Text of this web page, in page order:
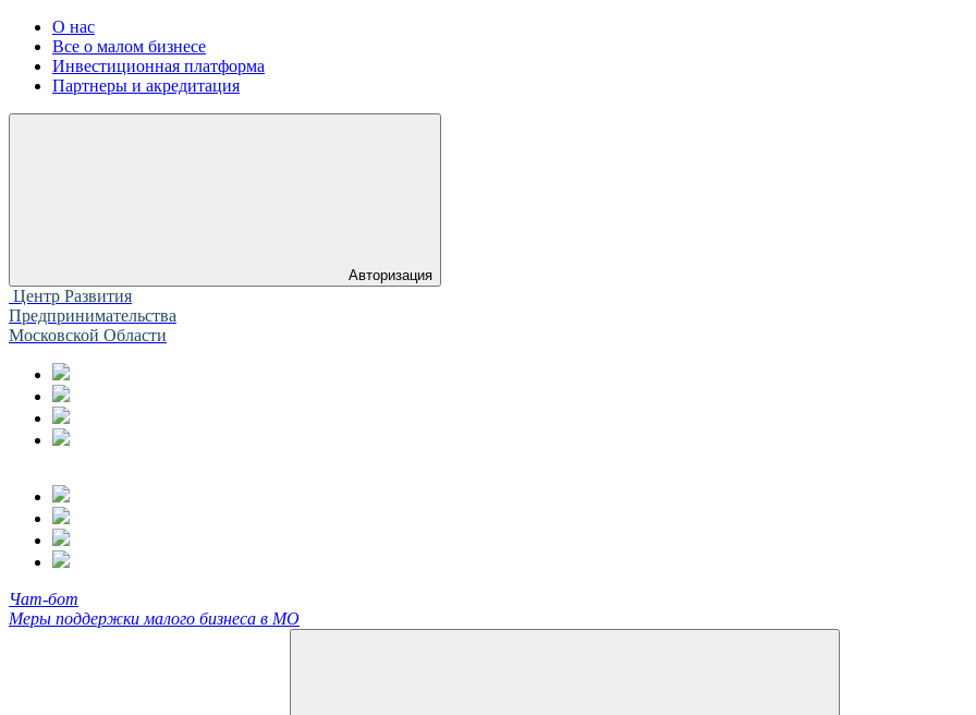
О нас
Все о малом бизнесе
Инвестиционная платформа
Партнеры и акредитация
Авторизация
Центр Развития
Предпринимательства
Московской Области
Чат-бот
Меры поддержки малого бизнеса в МО